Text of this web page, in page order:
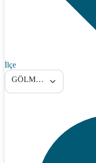
İlçe
GÖLMARMARA